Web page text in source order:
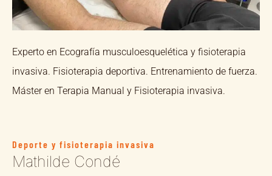
Experto en Ecografía musculoesquelética y fisioterapia
invasiva. Fisioterapia deportiva. Entrenamiento de fuerza.
Máster en Terapia Manual y Fisioterapia invasiva.
Deporte y fisioterapia invasiva
Mathilde Condé